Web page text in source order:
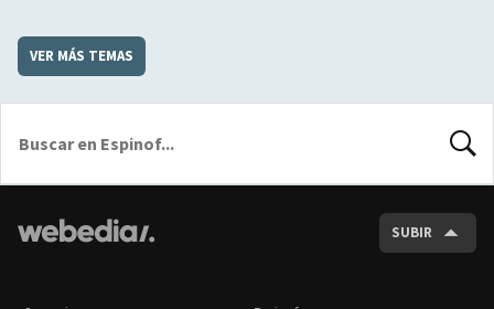
VER MÁS TEMAS
SUBIR